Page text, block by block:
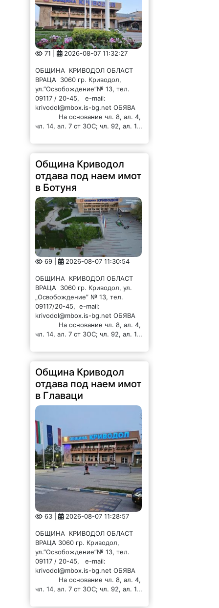
71 | 2026-08-07 11:32:27
ОБЩИНА КРИВОДОЛ ОБЛАСТ
ВРАЦА 3060 гр. Криводол,
ул.”Освобождение”№ 13, тел.
09117 / 20-45, e-mail:
krivodol@mbox.is-bg.net ОБЯВА
На основание чл. 8, ал. 4,
чл. 14, ал. 7 от ЗОС; чл. 92, ал. 1...
Община Криводол
отдава под наем имот
в Ботуня
69 | 2026-08-07 11:30:54
ОБЩИНА КРИВОДОЛ ОБЛАСТ
ВРАЦА 3060 гр. Криводол, ул.
„Освобождение” № 13, тел.
09117/20-45, e-mail:
krivodol@mbox.is-bg.net ОБЯВА
На основание чл. 8, ал. 4,
чл. 14, ал. 7 от ЗОС; чл. 92, ал. 1...
Община Криводол
отдава под наем имот
в Главаци
63 | 2026-08-07 11:28:57
ОБЩИНА КРИВОДОЛ ОБЛАСТ
ВРАЦА 3060 гр. Криводол,
ул.”Освобождение”№ 13, тел.
09117 / 20-45, e-mail:
krivodol@mbox.is-bg.net ОБЯВА
На основание чл. 8, ал. 4,
чл. 14, ал. 7 от ЗОС; чл. 92, ал. 1...